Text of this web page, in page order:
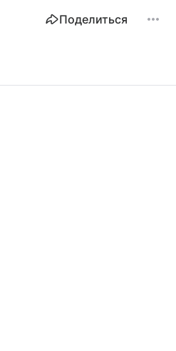
Поделиться